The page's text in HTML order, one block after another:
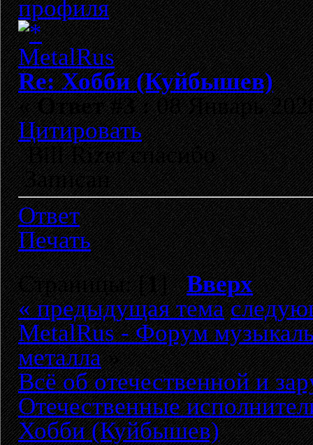
Re: Хобби (Куйбышев)
«Ответ #3 :08 Январь
Цитировать
Bill Rizer спасибо
Записан
Ответ
Печать
Страницы: [1]Вверх
« предыдущая тема
MetalRus - Форум
металла»
Всё об отечественной и
Отечественные
Хобби (Куйбышев)